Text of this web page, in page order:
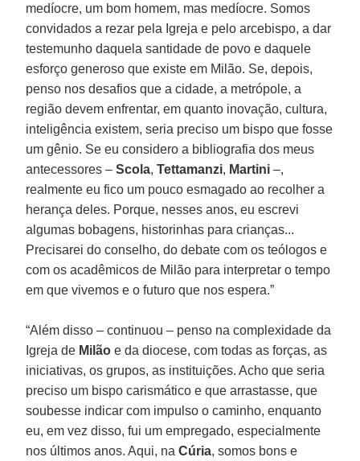
medíocre, um bom homem, mas medíocre. Somos
convidados a rezar pela Igreja e pelo arcebispo, a dar
testemunho daquela santidade de povo e daquele
esforço generoso que existe em Milão. Se, depois,
penso nos desafios que a cidade, a metrópole, a
região devem enfrentar, em quanto inovação, cultura,
inteligência existem, seria preciso um bispo que fosse
um gênio. Se eu considero a bibliografia dos meus
antecessores –Scola,Tettamanzi, Martini –,
realmente eu fico um pouco esmagado ao recolher a
herança deles. Porque, nesses anos, eu escrevi
algumas bobagens, historinhas para crianças...
Precisarei do conselho, do debate com os teólogos e
com os acadêmicos de Milão para interpretar o tempo
em que vivemos e o futuro que nos espera.”
“Além disso – continuou – penso na complexidade da
Igreja de Milão e da diocese, com todas as forças, as
iniciativas, os grupos, as instituições. Acho que seria
preciso um bispo carismático e que arrastasse, que
soubesse indicar com impulso o caminho, enquanto
eu, em vez disso, fui um empregado, especialmente
nos últimos anos. Aqui, naCúria, somos bons e